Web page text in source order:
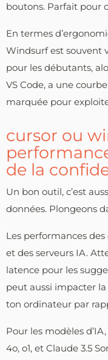
boutons. Parfait pour
En termes
Windsurf est souvent
pour les débutants,
VS Code, a une
marquée pour
cursor ou
de la
Un bon outil, c’est
données. Plongeons
Les performances
et des serveurs IA.
latence pour les
peut aussi impacter
ton ordinateur par
Pour les modèles
4o, o1, et Claude 3.5